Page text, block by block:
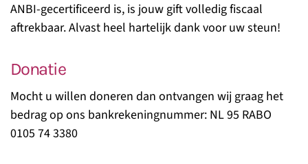
ANBI-gecertificeerd is, is jouw gift volledig fiscaal
aftrekbaar. Alvast heel hartelijk dank voor uw steun!
Donatie
Mocht u willen doneren dan ontvangen wij graag het
bedrag op ons bankrekeningnummer: NL 95 RABO
0105 74 3380